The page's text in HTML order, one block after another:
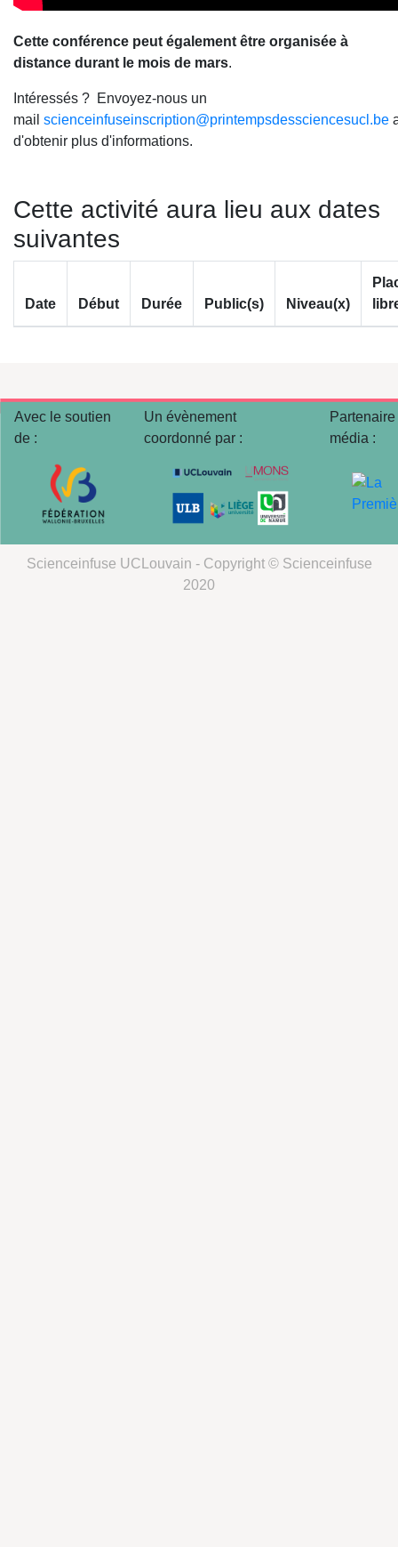
Cette conférence peut également être organisée à
distance durant le mois de mars.
Intéressés ? Envoyez-nous un
mail scienceinfuseinscription@printempsdessciencesucl.be
d'obtenir plus d'informations.
Cette activité aura lieu aux dates
suivantes
Date Début Durée Public(s) Niveau(x)
Avec le soutien
de :
Un évènement
coordonné par :
Partenaire
média :
Scienceinfuse UCLouvain - Copyright © Scienceinfuse
2020